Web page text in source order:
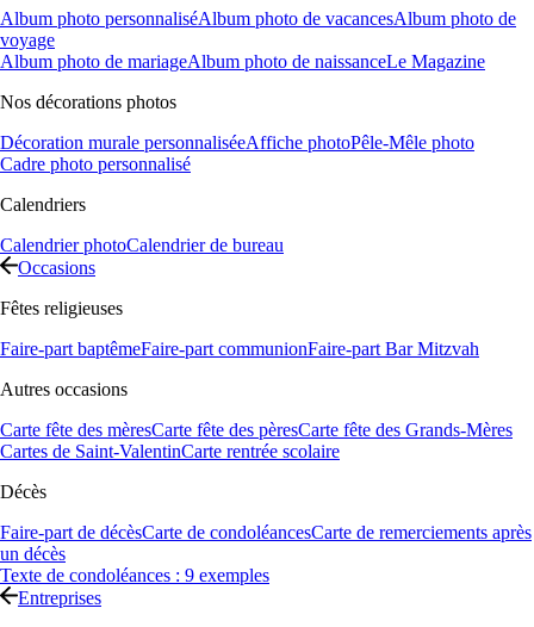
Album photo personnaliséAlbum photo de vacancesAlbum photo de
voyage
Album photo de mariageAlbum photo de naissanceLe Magazine
Nos décorations photos
Décoration murale personnaliséeAffiche photoPêle-Mêle photo
Cadre photo personnalisé
Calendriers
Calendrier photoCalendrier de bureau
Occasions
Fêtes religieuses
Faire-part baptêmeFaire-part communionFaire-part Bar Mitzvah
Autres occasions
Carte fête des mèresCarte fête des pèresCarte fête des Grands-Mères
Cartes de Saint-ValentinCarte rentrée scolaire
Décès
Faire-part de décèsCarte de condoléancesCarte de remerciements après
un décès
Texte de condoléances : 9 exemples
Entreprises